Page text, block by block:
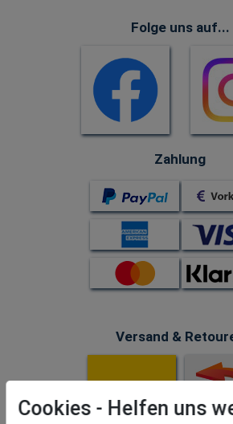
Folge uns auf...
Zahlung
Versand &
Cookies